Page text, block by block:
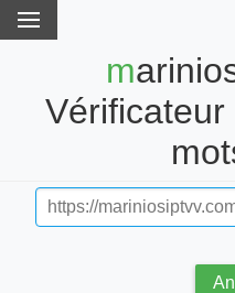
mariniosiptvv.com